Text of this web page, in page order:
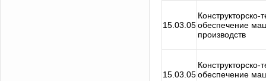
15.03.05
Конструкторско-
обеспечение
производств
15.03.05
Конструкторско-
обеспечение